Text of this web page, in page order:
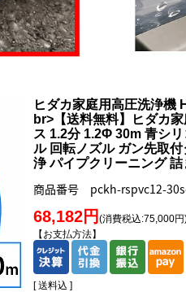
ヒダカ家庭用高圧洗浄機
br> 【送料無料】ヒダカ
ス 1.2分 1.2Φ 30m 青シ
ル 回転ノズル ガン先取
浄 パイプクリーニング 詰
商品番号 pckh-rspvc12-
68,182円 (消費税込:75,000円
【お支払方法】
[ 送料込 ]